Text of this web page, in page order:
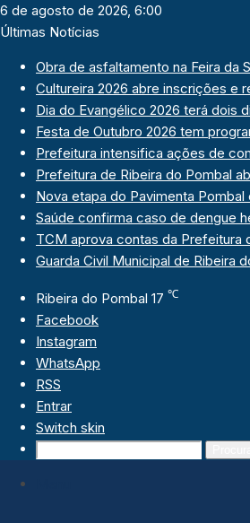
6 de agosto de 2026, 6:00
Últimas Notícias
Obra de asfaltamento na Feira da
Cultureira 2026 abre inscrições e
Dia do Evangélico 2026 terá dois
Festa de Outubro 2026 tem
Prefeitura intensifica ações de
Prefeitura de Ribeira do Pombal
Nova etapa do Pavimenta
Saúde confirma caso de dengue
TCM aprova contas da Prefeitura
Guarda Civil Municipal de Ribeira
Ribeira do Pombal 17 ℃
Facebook
Instagram
WhatsApp
RSS
Entrar
Switch skin